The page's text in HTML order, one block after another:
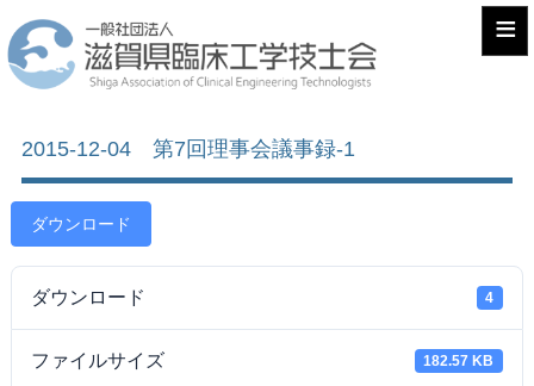
≡
2015-12-04 第7回理事会議事録-1
ダウンロード
ダウンロード 4
ファイルサイズ 182.57 KB